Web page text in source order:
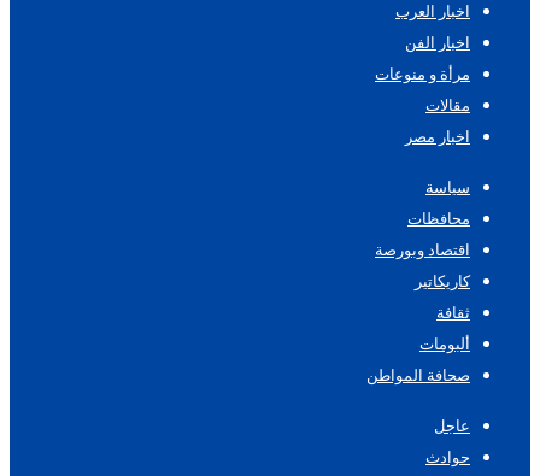
اخبار العرب
اخبار الفن
مرأة و منوعات
مقالات
اخبار مصر
سياسة
محافظات
اقتصاد وبورصة
كاريكاتير
ثقافة
ألبومات
صحافة المواطن
عاجل
حوادث